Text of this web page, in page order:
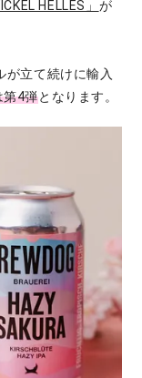
HELLES」 が
が立て続けに輸入
第4弾となります。